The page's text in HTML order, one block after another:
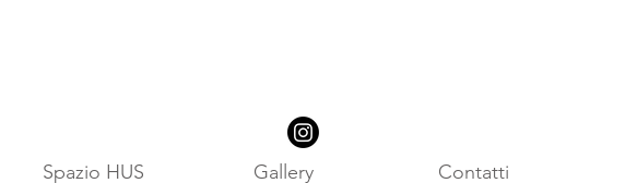
Spazio HUS Gallery Contatti